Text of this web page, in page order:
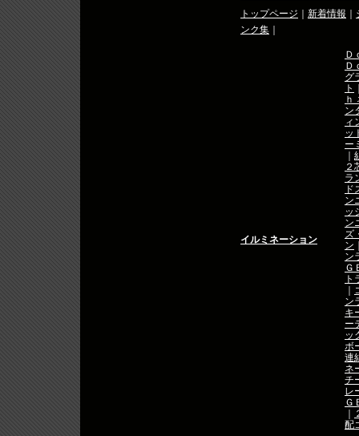
トップページ 新着情報
ンク集
イルミネーション
Ｄ
Ｄ
グ
ト
ｈ
ン
ィ
ッ
ー
２
ラ
ド
ン
ッ
ン
ズ
ン
ン
Ｇ
ト
ン
キ
ー
ッ
ボ
連
ネ
チ
レ
Ｇ
配